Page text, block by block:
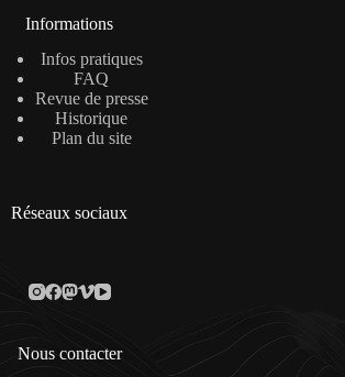
Informations
Infos pratiques
FAQ
Revue de presse
Historique
Plan du site
Réseaux sociaux
Nous contacter